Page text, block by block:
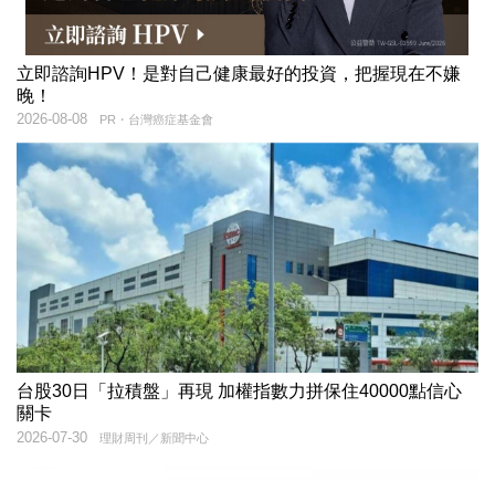
立即諮詢HPV！是對自己健康最好的投資，把握現在不嫌
晚！
PR・台灣癌症基金會
2026-08-08
台股30日「拉積盤」再現 加權指數力拼保住40000點信心
關卡
理財周刊／新聞中心
2026-07-30